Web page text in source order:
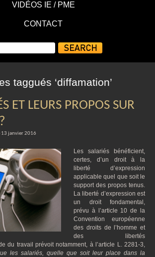
VIDÉOS IE / PME
CONTACT
taggués ‘diffamation’
ET LEURS PROPOS SUR
13 janvier 2016
Les salariés bénéficient,
certes, d’un droit à la
liberté d’expression
applicable quel que soit le
support des propos tenus.
La liberté d’expression est
un droit fondamental,
prévu à l’article 10 de la
Convention européenne
des droits de l’homme et
des libertés
du travail prévoit notamment, à l’article L. 2281-3,
les salariés, quelle que soit leur place dans la